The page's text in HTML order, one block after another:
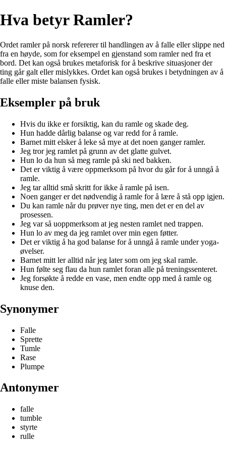
Hva betyr Ramler?
Ordet ramler på norsk refererer til handlingen av å falle eller slippe ned
fra en høyde, som for eksempel en gjenstand som ramler ned fra et
bord. Det kan også brukes metaforisk for å beskrive situasjoner der
ting går galt eller mislykkes. Ordet kan også brukes i betydningen av å
falle eller miste balansen fysisk.
Eksempler på bruk
Hvis du ikke er forsiktig, kan du ramle og skade deg.
Hun hadde dårlig balanse og var redd for å ramle.
Barnet mitt elsker å leke så mye at det noen ganger ramler.
Jeg tror jeg ramlet på grunn av det glatte gulvet.
Hun lo da hun så meg ramle på ski ned bakken.
Det er viktig å være oppmerksom på hvor du går for å unngå å
ramle.
Jeg tar alltid små skritt for ikke å ramle på isen.
Noen ganger er det nødvendig å ramle for å lære å stå opp igjen.
Du kan ramle når du prøver nye ting, men det er en del av
prosessen.
Jeg var så uoppmerksom at jeg nesten ramlet ned trappen.
Hun lo av meg da jeg ramlet over min egen føtter.
Det er viktig å ha god balanse for å unngå å ramle under yoga-
øvelser.
Barnet mitt ler alltid når jeg later som om jeg skal ramle.
Hun følte seg flau da hun ramlet foran alle på treningssenteret.
Jeg forsøkte å redde en vase, men endte opp med å ramle og
knuse den.
Synonymer
Falle
Sprette
Tumle
Rase
Plumpe
Antonymer
falle
tumble
styrte
rulle